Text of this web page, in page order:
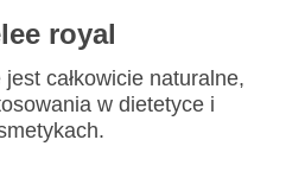
royal
całkowicie naturalne,
w dietetyce i